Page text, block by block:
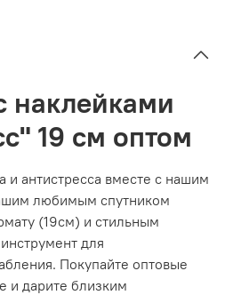
наклейками
19 см оптом
и антистресса вместе с нашим
любимым спутником
(19см) и стильным
для
Покупайте оптовые
и дарите близким